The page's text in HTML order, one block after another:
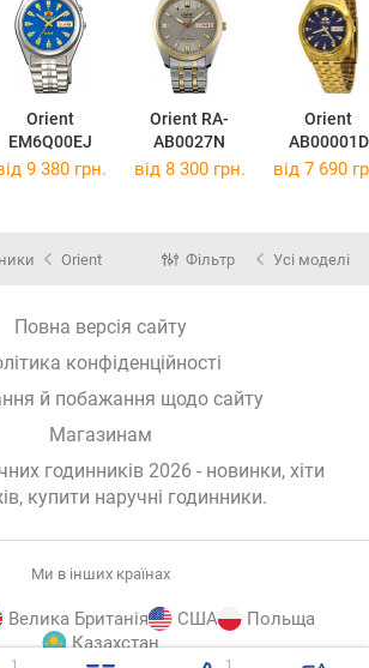
Orient
EM6Q00EJ
Orient RA-
AB0027N
Orient
AB00001D
9 380 грн. від 8 300 грн. від 7 690
Orient Фільтр Усі моделі
Повна версія сайту
конфіденційності
й побажання щодо сайту
Магазинам
годинників 2026 - новинки, хіти
купити наручні годинники.
Ми в інших країнах
Велика Британія США
Польща
Казахстан